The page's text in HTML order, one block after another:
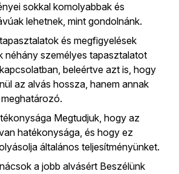
sokkal komolyabbak és
lehetnek, mint gondolnánk.
és megfigyelések
néhány személyes tapasztalatot
beleértve azt is, hogy
az alvás hossza, hanem annak
Megtudjuk, hogy az
hatékonysága, és hogy ez
általános teljesítményünket.
a jobb alvásért Beszélünk